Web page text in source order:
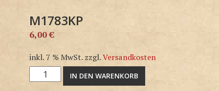
M1783KP
6,00€
inkl. 7 % MwSt. zzgl.Versandkosten
M1783KP
Menge
IN DEN WARENKORB